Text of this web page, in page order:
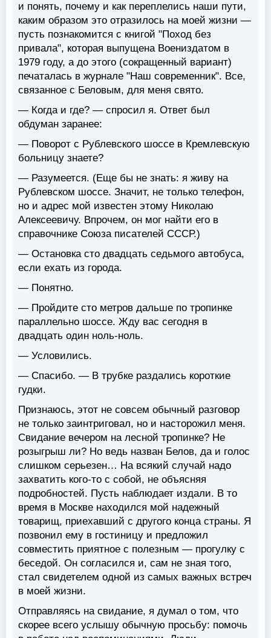
и понять, почему и как переплелись наши пути,
каким образом это отразилось на моей жизни —
пусть познакомится с книгой "Поход без
привала", которая выпущена Воениздатом в
1979 году, а до этого (сокращенный вариант)
печаталась в журнале "Наш современник". Все,
связанное с Беловым, для меня свято.
— Когда и где? — спросил я. Ответ был
обдуман заранее:
— Поворот с Рублевского шоссе в Кремлевскую
больницу знаете?
— Разумеется. (Еще бы не знать: я живу на
Рублевском шоссе. Значит, не только телефон,
но и адрес мой известен этому Николаю
Алексеевичу. Впрочем, он мог найти его в
справочнике Союза писателей СССР.)
— Остановка сто двадцать седьмого автобуса,
если ехать из города.
— Понятно.
— Пройдите сто метров дальше по тропинке
параллельно шоссе. Жду вас сегодня в
двадцать один ноль-ноль.
— Условились.
— Спасибо. — В трубке раздались короткие
гудки.
Признаюсь, этот не совсем обычный разговор
не только заинтриговал, но и насторожил меня.
Свидание вечером на лесной тропинке? Не
розыгрыш ли? Но ведь назван Белов, да и голос
слишком серьезен… На всякий случай надо
захватить кого-то с собой, не объясняя
подробностей. Пусть наблюдает издали. В то
время в Москве находился мой надежный
товарищ, приехавший с другого конца страны. Я
позвонил ему в гостиницу и предложил
совместить приятное с полезным — прогулку с
беседой. Он согласился и, сам не зная того,
стал свидетелем одной из самых важных встреч
в моей жизни.
Отправляясь на свидание, я думал о том, что
скорее всего услышу обычную просьбу: помочь